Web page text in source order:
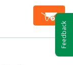
Feedback